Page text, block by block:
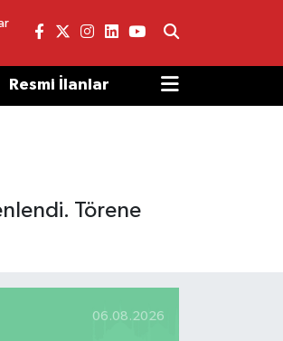
Resmi İlanlar
Törene
06.08.2026